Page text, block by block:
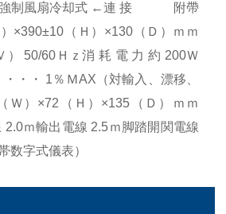
強制風扇冷却式 ←連 接 附帶
（Ｈ）×130（Ｄ）ｍｍ
50/60Ｈｚ消 耗 電 力 約 200Ｗ
・・ 1％ＭAX（対輸入、漂移、
）×72（Ｈ）×135（Ｄ）ｍｍ
ｍ輸出電線 2.5ｍ脚踏開関電線
数字式儀表）